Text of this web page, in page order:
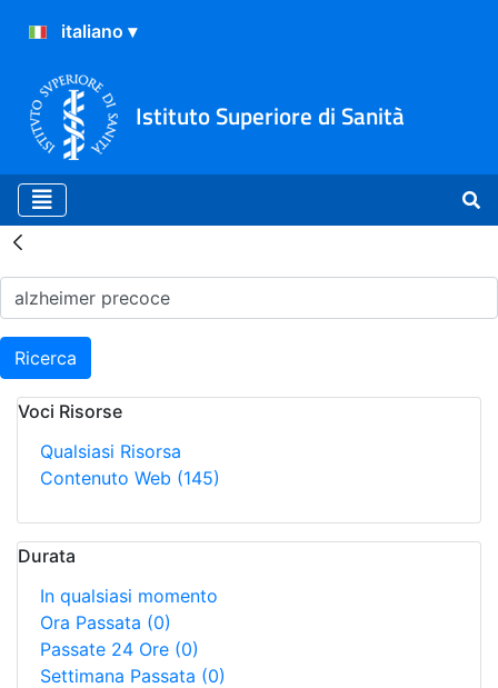
Istituto Superiore di Sanità
Risultati della Ricerca -
Ricerca
Voci Risorse
Qualsiasi Risorsa
Contenuto Web (145)
Durata
In qualsiasi momento
Ora Passata (0)
Passate 24 Ore (0)
Settimana Passata (0)